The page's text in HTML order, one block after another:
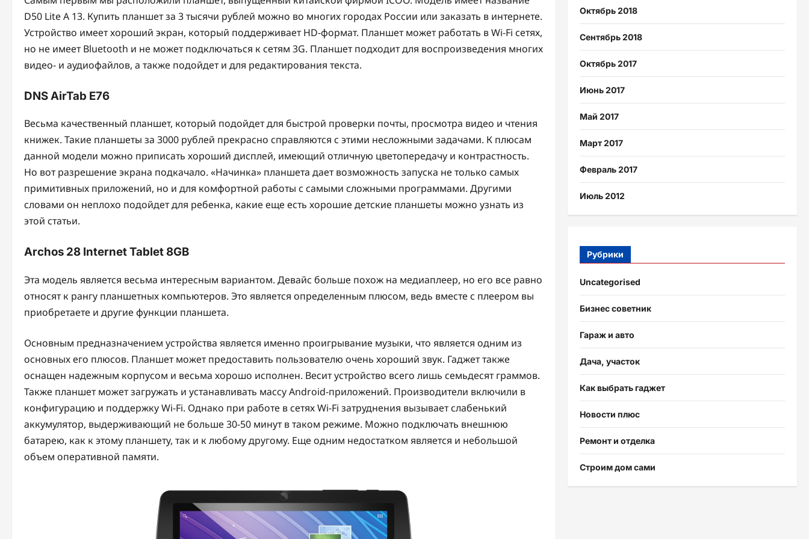
D50 Lite A 13. Купить планшет за 3 тысячи рублей можно во многих городах России или заказать в интернете.
Устройство имеет хороший экран, который поддерживает HD-формат. Планшет может работать в Wi-Fi сетях,
но не имеет Bluetooth и не может подключаться к сетям 3G. Планшет подходит для воспроизведения многих
видео- и аудиофайлов, а также подойдет и для редактирования текста.
DNS AirTab E76
Весьма качественный планшет, который подойдет для быстрой проверки почты, просмотра видео и чтения
книжек. Такие планшеты за 3000 рублей прекрасно справляются с этими несложными задачами. К плюсам
данной модели можно приписать хороший дисплей, имеющий отличную цветопередачу и контрастность.
Но вот разрешение экрана подкачало. «Начинка» планшета дает возможность запуска не только самых
примитивных приложений, но и для комфортной работы с самыми сложными программами. Другими
словами он неплохо подойдет для ребенка, какие еще есть хорошие детские планшеты можно узнать из
этой статьи.
Archos 28 Internet Tablet 8GB
Эта модель является весьма интересным вариантом. Девайс больше похож на медиаплеер, но его все равно
относят к рангу планшетных компьютеров. Это является определенным плюсом, ведь вместе с плеером вы
приобретаете и другие функции планшета.
Основным предназначением устройства является именно проигрывание музыки, что является одним из
основных его плюсов. Планшет может предоставить пользователю очень хороший звук. Гаджет также
оснащен надежным корпусом и весьма хорошо исполнен. Весит устройство всего лишь семьдесят граммов.
Также планшет может загружать и устанавливать массу Android-приложений. Производители включили в
конфигурацию и поддержку Wi-Fi. Однако при работе в сетях Wi-Fi затруднения вызывает слабенький
аккумулятор, выдерживающий не больше 30-50 минут в таком режиме. Можно подключать внешнюю
батарею, как к этому планшету, так и к любому другому. Еще одним недостатком является и небольшой
объем оперативной памяти.
Октябрь 2018
Сентябрь 2018
Октябрь 2017
Июнь 2017
Май 2017
Март 2017
Февраль 2017
Июль 2012
Рубрики
Uncategorised
Бизнес советник
Гараж и авто
Дача, участок
Как выбрать гаджет
Новости плюс
Ремонт и отделка
Строим дом сами